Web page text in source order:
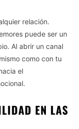
relación.
puede ser un
Al abrir un canal
como con tu
el
EN LAS